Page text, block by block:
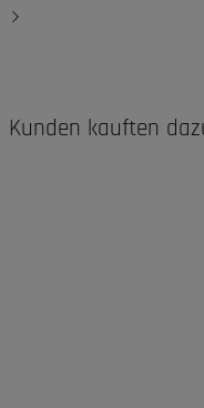
Kunden kauften